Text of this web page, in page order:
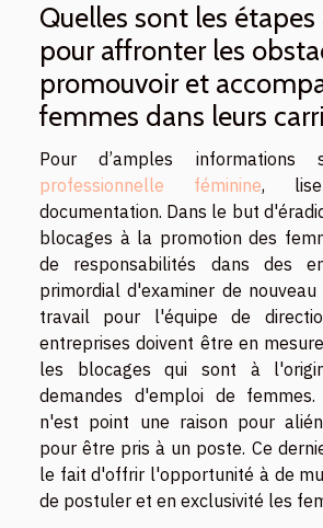
Quelles sont les étapes
pour affronter les
promouvoir et
femmes dans leurs
Pour d’amples
professionnelle féminine,
documentation. Dans le but
blocages à la promotion des
de responsabilités dans des
primordial d'examiner de
travail pour l'équipe de
entreprises doivent être en
les blocages qui sont à
demandes d'emploi de
n'est point une raison pour
pour être pris à un poste. Ce
le fait d'offrir l'opportunité à de
de postuler et en exclusivité les